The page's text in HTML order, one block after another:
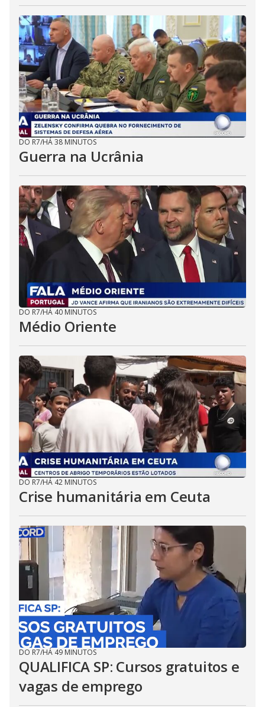
DO R7/HÁ 38 MINUTOS
Guerra na Ucrânia
DO R7/HÁ 40 MINUTOS
Médio Oriente
DO R7/HÁ 42 MINUTOS
Crise humanitária em Ceuta
DO R7/HÁ 49 MINUTOS
QUALIFICA SP: Cursos gratuitos e
vagas de emprego